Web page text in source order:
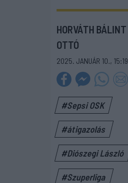
HORVÁTH BÁLINT
OTTÓ
2025. JANUÁR 10., 15:19
#Sepsi OSK
#átigazolás
#Diószegi László
#Szuperliga